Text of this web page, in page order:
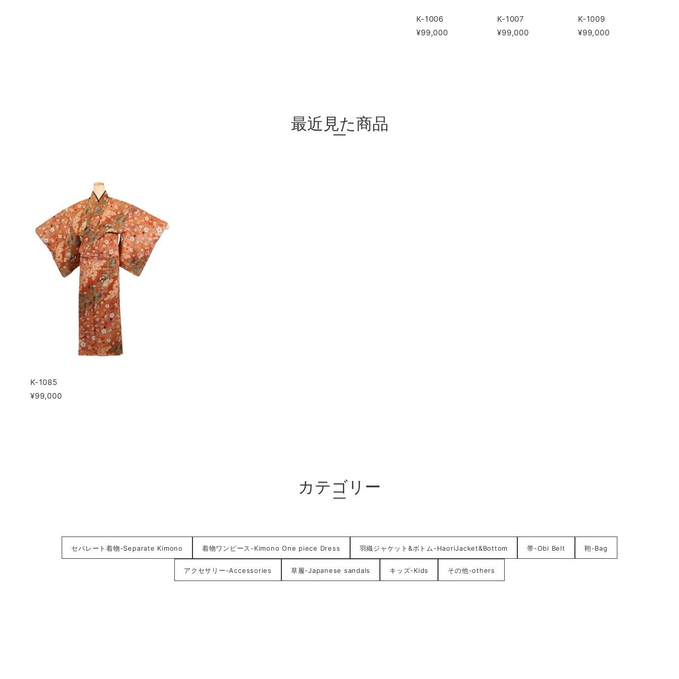
K-1006
¥99,000
K-1007
¥99,000
K-1009
¥99,000
最近見た商品
K-1085
¥99,000
カテゴリー
セパレート着物-Separate Kimono 着物ワンピース-Kimono One piece Dress 羽織ジャケット&ボトム-HaoriJacket&Bottom 帯-Obi Belt 鞄-Bag
アクセサリー-Accessories 草履-Japanese sandals キッズ-Kids その他-others